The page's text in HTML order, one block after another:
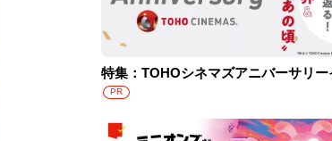
特集：TOHOシネマズアニバーサリー
PR